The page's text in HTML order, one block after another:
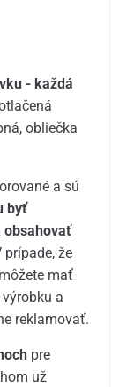
- každá
obliečka
a sú
byť
obsahovať
prípade, že
mať
a
reklamovať.
pre
už